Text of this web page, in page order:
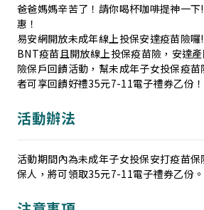
爸爸媽媽辛苦了！請你喝杯咖啡提神一
惠！
易安網開放未成年線上投保安達疫苗險
BNT疫苗且開放線上投保疫苗險，安達
險保戶回饋活動，幫未成年子女投保疫
者可享回饋好禮35元7-11電子禮券乙份！
活動辦法
活動期間內為未成年子女投保安打疫苗
保人，將可領取35元7-11電子禮券乙份。